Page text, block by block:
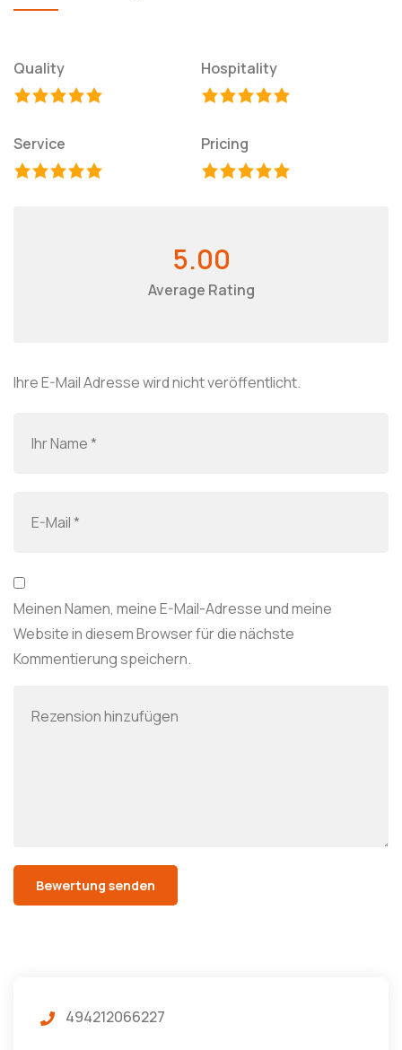
Quality Hospitality
Service Pricing
5.00
Average Rating
Ihre E-Mail Adresse wird nicht veröffentlicht.
Meinen Namen, meine E-Mail-Adresse und meine
Website in diesem Browser für die nächste
Kommentierung speichern.
494212066227